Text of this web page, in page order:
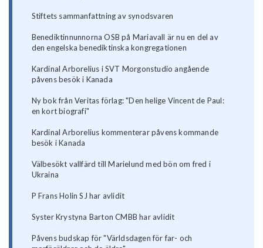
Stiftets sammanfattning av synodsvaren
Benediktinnunnorna OSB på Mariavall är nu en del av
den engelska benediktinska kongregationen
Kardinal Arborelius i SVT Morgonstudio angående
påvens besök i Kanada
Ny bok från Veritas förlag: "Den helige Vincent de Paul:
en kort biografi"
Kardinal Arborelius kommenterar påvens kommande
besök i Kanada
Välbesökt vallfärd till Marielund med bön om fred i
Ukraina
P Frans Holin SJ har avlidit
Syster Krystyna Barton CMBB har avlidit
Påvens budskap för "Världsdagen för far- och